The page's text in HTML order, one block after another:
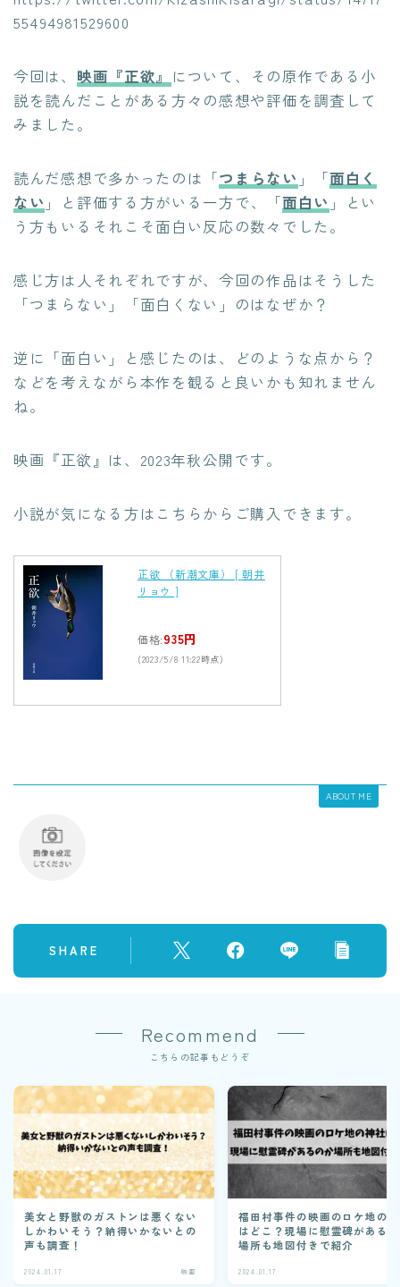
55494981529600
今回は、 映画『正欲』 について、その原作である小
説を読んだことがある方々の感想や評価を調査して
みました。
読んだ感想で多かったのは「つまらない 」「面白く
ない 」と評価する方がいる一方で、「面白い 」とい
う方もいるそれこそ面白い反応の数々でした。
感じ方は人それぞれですが、今回の作品はそうした
「つまらない」「面白くない」のはなぜか？
逆に「面白い」と感じたのは、どのような点から？
などを考えながら本作を観ると良いかも知れません
ね。
映画『正欲』は、2023年秋公開です。
小説が気になる方はこちらからご購入できます。
正欲 （新潮文庫） [ 朝井
リョウ ]
価格:935円
(2023/5/8 11:22時点)
ABOUT ME
SHARE
Recommend
こちらの記事もどうぞ
美女と野獣のガストンは悪くない
しかわいそう？納得いかないとの
声も調査！
2024.01.17 映画
福田村事件の映画のロケ地の
はどこ？現場に慰霊碑がある
場所も地図付きで紹介
2024.01.17